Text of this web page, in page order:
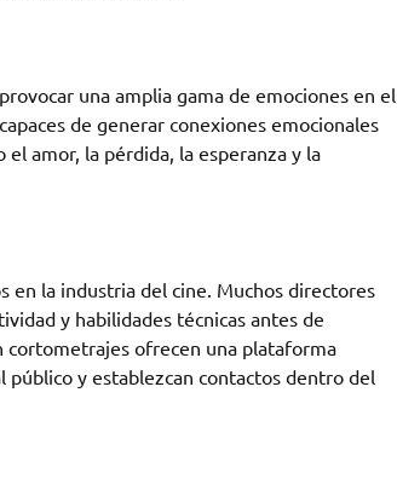
una amplia gama de emociones en el
de generar conexiones emocionales
amor, la pérdida, la esperanza y la
en la industria del cine. Muchos directores
y habilidades técnicas antes de
cortometrajes ofrecen una plataforma
público y establezcan contactos dentro del